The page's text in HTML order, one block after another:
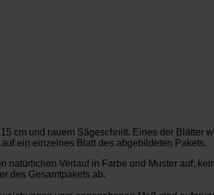
cm und rauem Sägeschnitt. Eines der Blätter
ein einzelnes Blatt des abgebildeten Pakets.
Verlauf in Farbe und Muster auf;
des Gesamtpakets ab.